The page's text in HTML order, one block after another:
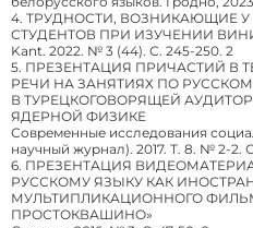
4. ТРУДНОСТИ, ВОЗНИКАЮЩИЕ
СТУДЕНТОВ ПРИ ИЗУЧЕНИИ
Kant. 2022. № 3 (44). С. 245-250. 2
5. ПРЕЗЕНТАЦИЯ ПРИЧАСТИЙ В
РЕЧИ НА ЗАНЯТИЯХ ПО
В ТУРЕЦКОГОВОРЯЩЕЙ
ЯДЕРНОЙ ФИЗИКЕ
Современные исследования
научный журнал). 2017. Т. 8. № 2-2.
6. ПРЕЗЕНТАЦИЯ
РУССКОМУ ЯЗЫКУ КАК
МУЛЬТИПЛИКАЦИОННОГО
ПРОСТОКВАШИНО»